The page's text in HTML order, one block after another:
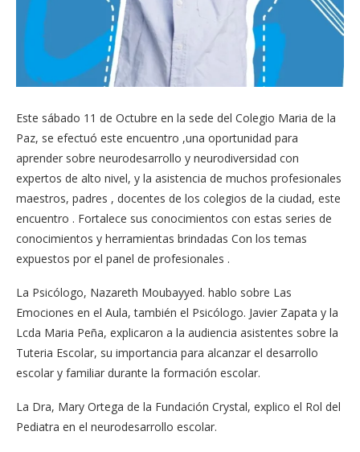
Este sábado 11 de Octubre en la sede del Colegio Maria de la
Paz, se efectuó este encuentro ,una oportunidad para
aprender sobre neurodesarrollo y neurodiversidad con
expertos de alto nivel, y la asistencia de muchos profesionales
maestros, padres , docentes de los colegios de la ciudad, este
encuentro . Fortalece sus conocimientos con estas series de
conocimientos y herramientas brindadas Con los temas
expuestos por el panel de profesionales .
La Psicólogo, Nazareth Moubayyed. hablo sobre Las
Emociones en el Aula, también el Psicólogo. Javier Zapata y la
Lcda Maria Peña, explicaron a la audiencia asistentes sobre la
Tuteria Escolar, su importancia para alcanzar el desarrollo
escolar y familiar durante la formación escolar.
La Dra, Mary Ortega de la Fundación Crystal, explico el Rol del
Pediatra en el neurodesarrollo escolar.